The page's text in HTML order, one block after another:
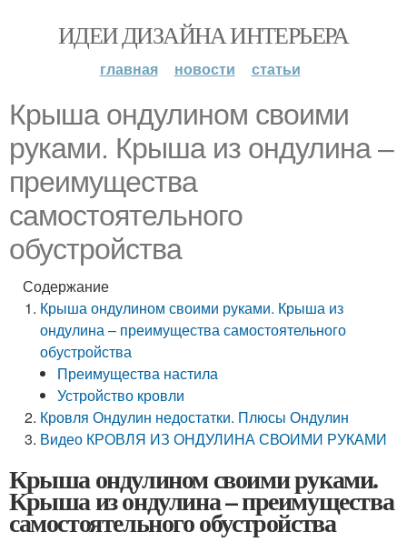
ИДЕИ ДИЗАЙНА ИНТЕРЬЕРА
главная новости статьи
Крыша ондулином своими
руками. Крыша из ондулина –
преимущества
самостоятельного
обустройства
Содержание
Крыша ондулином своими руками. Крыша из
ондулина – преимущества самостоятельного
обустройства
Преимущества настила
Устройство кровли
Кровля Ондулин недостатки. Плюсы Ондулин
Видео КРОВЛЯ ИЗ ОНДУЛИНА СВОИМИ РУКАМИ
Крыша ондулином своими руками.
Крыша из ондулина – преимущества
самостоятельного обустройства